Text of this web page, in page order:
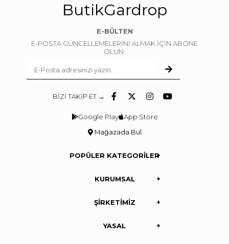
ButikGardrop
E-BÜLTEN
E-POSTA GÜNCELLEMELERİNİ ALMAK İÇİN ABONE
OLUN.
BİZİ TAKİP ET →
Google Play App Store
Mağazada Bul
POPÜLER KATEGORİLER
KURUMSAL
ŞİRKETİMİZ
YASAL